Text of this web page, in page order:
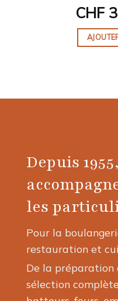
CHF
Depuis
les
Pour la
restauration et
De la préparation
sélection